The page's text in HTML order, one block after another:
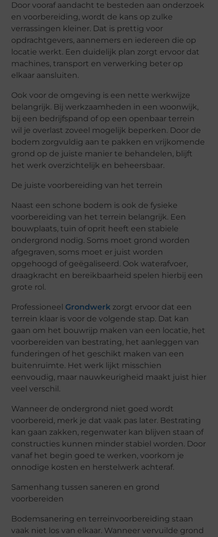
Door vooraf aandacht te besteden aan onderzoek
en voorbereiding, wordt de kans op zulke
verrassingen kleiner. Dat is prettig voor
opdrachtgevers, aannemers en iedereen die op
locatie werkt. Een duidelijk plan zorgt ervoor dat
machines, transport en verwerking beter op
elkaar aansluiten.
Ook voor de omgeving is een nette werkwijze
belangrijk. Bij werkzaamheden in een woonwijk,
bij een bedrijfspand of op een openbaar terrein
wil je overlast zoveel mogelijk beperken. Door de
bodem zorgvuldig aan te pakken en vrijkomende
grond op de juiste manier te behandelen, blijft
het werk overzichtelijk en beheersbaar.
De juiste voorbereiding van het terrein
Naast een schone bodem is ook de fysieke
voorbereiding van het terrein belangrijk. Een
bouwplaats, tuin of oprit heeft een stabiele
ondergrond nodig. Soms moet grond worden
afgegraven, soms moet er juist worden
opgehoogd of geëgaliseerd. Ook waterafvoer,
draagkracht en bereikbaarheid spelen hierbij een
grote rol.
Professioneel Grondwerk zorgt ervoor dat een
terrein klaar is voor de volgende stap. Dat kan
gaan om het bouwrijp maken van een locatie, het
voorbereiden van bestrating, het aanleggen van
funderingen of het geschikt maken van een
buitenruimte. Het werk lijkt misschien
eenvoudig, maar nauwkeurigheid maakt juist hier
veel verschil.
Wanneer de ondergrond niet goed wordt
voorbereid, merk je dat vaak pas later. Bestrating
kan gaan zakken, regenwater kan blijven staan of
constructies kunnen minder stabiel worden. Door
vanaf het begin goed te werken, voorkom je
onnodige kosten en herstelwerk achteraf.
Samenhang tussen saneren en grond
voorbereiden
Bodemsanering en terreinvoorbereiding staan
vaak niet los van elkaar. Wanneer vervuilde grond